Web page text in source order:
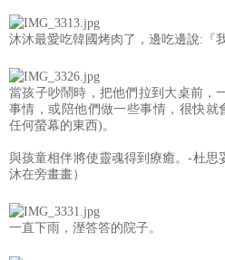
沐沐最愛吃韓國烤肉了，邊吃邊說:『
當孩子吵鬧時，把他們拉到大桌前，
事情，或陪他們做一些事情，很快
任何螢幕的東西)。
與孩童相伴將使靈魂得到療癒。-杜思
沐在旁畫畫）
一直下雨，溼答答的院子。